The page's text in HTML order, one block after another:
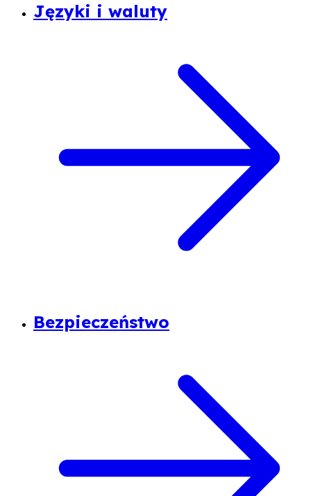
Języki i waluty
Bezpieczeństwo